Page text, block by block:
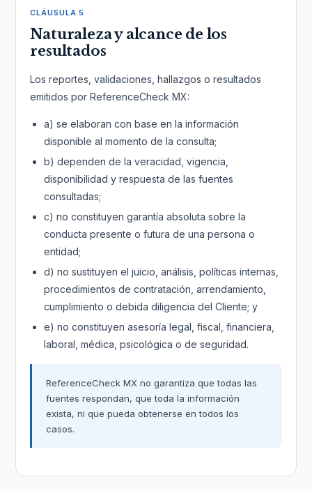
CLÁUSULA 5
Naturaleza y alcance de los
resultados
Los reportes, validaciones, hallazgos o resultados
emitidos por ReferenceCheck MX:
a) se elaboran con base en la información
disponible al momento de la consulta;
b) dependen de la veracidad, vigencia,
disponibilidad y respuesta de las fuentes
consultadas;
c) no constituyen garantía absoluta sobre la
conducta presente o futura de una persona o
entidad;
d) no sustituyen el juicio, análisis, políticas internas,
procedimientos de contratación, arrendamiento,
cumplimiento o debida diligencia del Cliente; y
e) no constituyen asesoría legal, fiscal, financiera,
laboral, médica, psicológica o de seguridad.
ReferenceCheck MX no garantiza que todas las
fuentes respondan, que toda la información
exista, ni que pueda obtenerse en todos los
casos.